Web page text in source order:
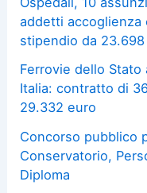
addetti
stipendio da
Ferrovie dello
Italia: contratto di
29.332 euro
Concorso pubblico
Conservatorio,
Diploma